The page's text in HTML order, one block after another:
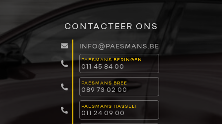
CONTACTEER ONS
INFO@PAESMANS.BE
PAESMANS BERINGEN
011 45 84 00
PAESMANS BREE
089 73 02 00
PAESMANS HASSELT
011 24 09 00